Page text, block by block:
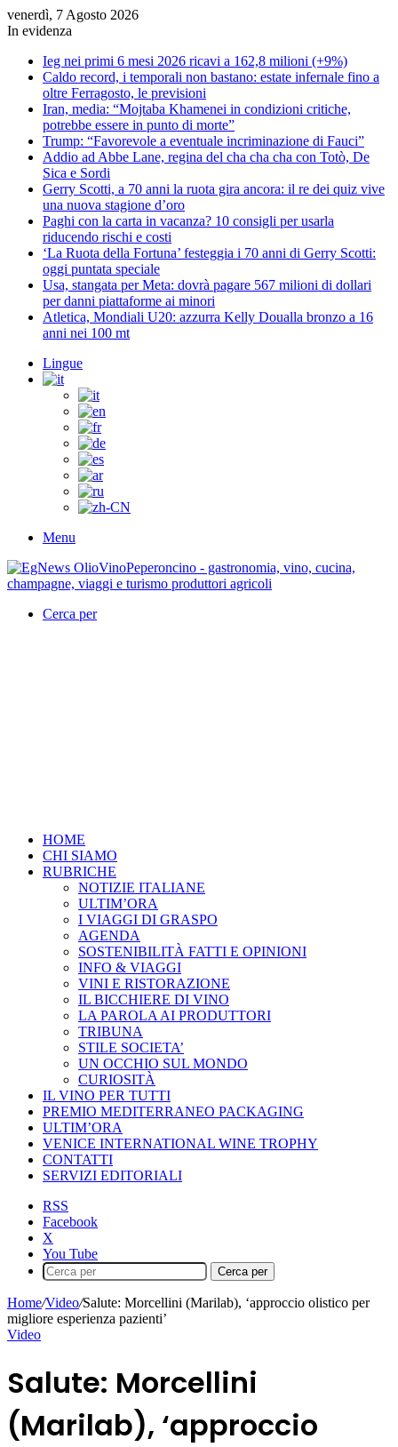
venerdì, 7 Agosto 2026
In evidenza
Ieg nei primi 6 mesi 2026 ricavi a 162,8 milioni (+9%)
Caldo record, i temporali non bastano: estate infernale fino a
oltre Ferragosto, le previsioni
Iran, media: “Mojtaba Khamenei in condizioni critiche,
potrebbe essere in punto di morte”
Trump: “Favorevole a eventuale incriminazione di Fauci”
Addio ad Abbe Lane, regina del cha cha cha con Totò, De
Sica e Sordi
Gerry Scotti, a 70 anni la ruota gira ancora: il re dei quiz vive
una nuova stagione d’oro
Paghi con la carta in vacanza? 10 consigli per usarla
riducendo rischi e costi
‘La Ruota della Fortuna’ festeggia i 70 anni di Gerry Scotti:
oggi puntata speciale
Usa, stangata per Meta: dovrà pagare 567 milioni di dollari
per danni piattaforme ai minori
Atletica, Mondiali U20: azzurra Kelly Doualla bronzo a 16
anni nei 100 mt
Lingue
Menu
Cerca per
HOME
CHI SIAMO
RUBRICHE
NOTIZIE ITALIANE
ULTIM’ORA
I VIAGGI DI GRASPO
AGENDA
SOSTENIBILITÀ FATTI E OPINIONI
INFO & VIAGGI
VINI E RISTORAZIONE
IL BICCHIERE DI VINO
LA PAROLA AI PRODUTTORI
TRIBUNA
STILE SOCIETA’
UN OCCHIO SUL MONDO
CURIOSITÀ
IL VINO PER TUTTI
PREMIO MEDITERRANEO PACKAGING
ULTIM’ORA
VENICE INTERNATIONAL WINE TROPHY
CONTATTI
SERVIZI EDITORIALI
RSS
Facebook
X
You Tube
Cerca per
Home/Video/Salute: Morcellini (Marilab), ‘approccio olistico per
migliore esperienza pazienti’
Video
Salute: Morcellini
(Marilab), ‘approccio